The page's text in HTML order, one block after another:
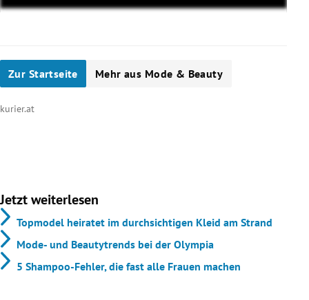
Zur Startseite Mehr aus Mode & Beauty
kurier.at
Jetzt weiterlesen
Topmodel heiratet im durchsichtigen Kleid am Strand
Mode- und Beautytrends bei der Olympia
5 Shampoo-Fehler, die fast alle Frauen machen